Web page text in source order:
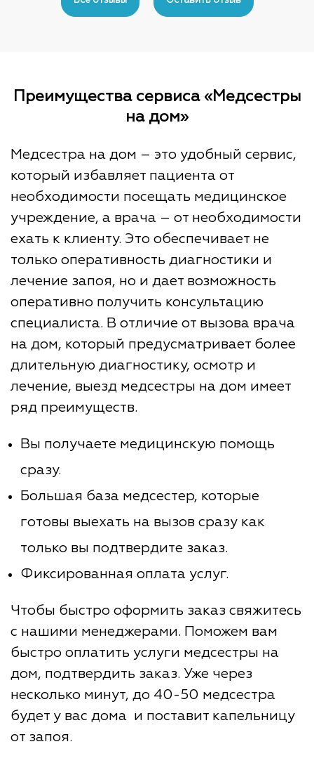
Преимущества сервиса «Медсестры
на дом»
Медсестра на дом – это удобный сервис,
который избавляет пациента от
необходимости посещать медицинское
учреждение, а врача – от необходимости
ехать к клиенту. Это обеспечивает не
только оперативность диагностики и
лечение запоя, но и дает возможность
оперативно получить консультацию
специалиста. В отличие от вызова врача
на дом, который предусматривает более
длительную диагностику, осмотр и
лечение, выезд медсестры на дом имеет
ряд преимуществ.
Вы получаете медицинскую помощь
сразу.
Большая база медсестер, которые
готовы выехать на вызов сразу как
только вы подтвердите заказ.
Фиксированная оплата услуг.
Чтобы быстро оформить заказ свяжитесь
с нашими менеджерами. Поможем вам
быстро оплатить услуги медсестры на
дом, подтвердить заказ. Уже через
несколько минут, до 40-50 медсестра
будет у вас дома и поставит капельницу
от запоя.